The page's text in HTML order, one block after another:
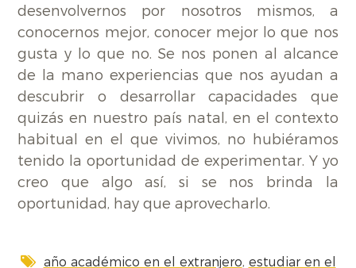
desenvolvernos por nosotros mismos, a
conocernos mejor, conocer mejor lo que nos
gusta y lo que no. Se nos ponen al alcance
de la mano experiencias que nos ayudan a
descubrir o desarrollar capacidades que
quizás en nuestro país natal, en el contexto
habitual en el que vivimos, no hubiéramos
tenido la oportunidad de experimentar. Y yo
creo que algo así, si se nos brinda la
oportunidad, hay que aprovecharlo.
año académico en el extranjero, estudiar en el